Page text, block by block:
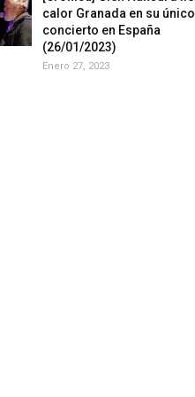
calor Granada en su único
concierto en España
(26/01/2023)
Enero 27, 2023